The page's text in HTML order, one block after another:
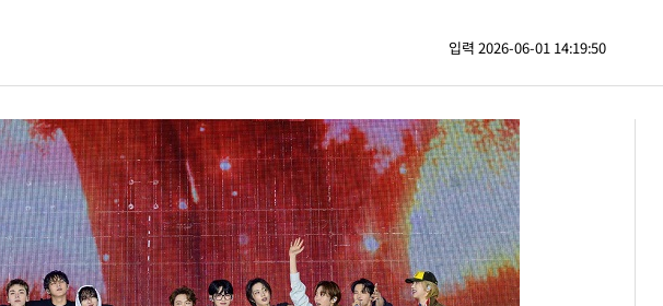
입력 2026-06-01 14:19:50